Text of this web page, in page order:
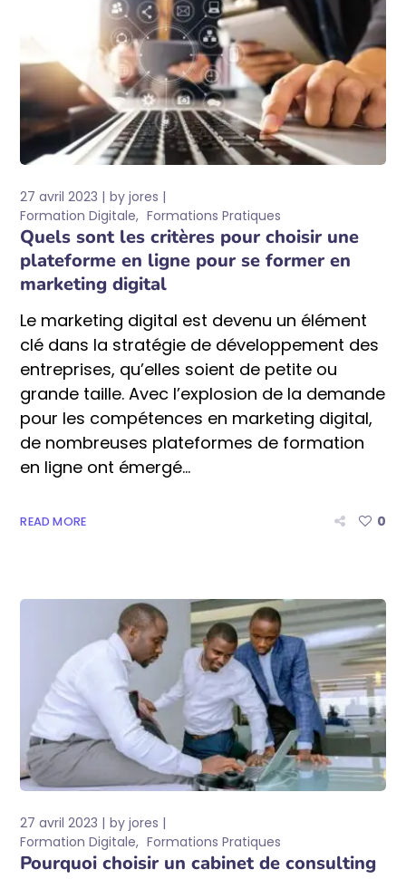
27 avril 2023 byjores
Formation Digitale Formations Pratiques
Quels sont les critères pour choisir une
plateforme en ligne pour se former en
marketing digital
Le marketing digital est devenu un élément
clé dans la stratégie de développement des
entreprises, qu’elles soient de petite ou
grande taille. Avec l’explosion de la demande
pour les compétences en marketing digital,
de nombreuses plateformes de formation
en ligne ont émergé...
READ MORE 0
27 avril 2023 byjores
Formation Digitale Formations Pratiques
Pourquoi choisir un cabinet de consulting